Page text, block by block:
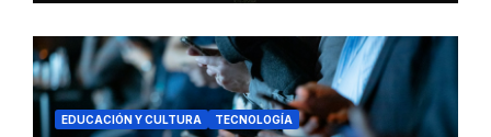
EDUCACIÓN Y CULTURA TECNOLOGÍA